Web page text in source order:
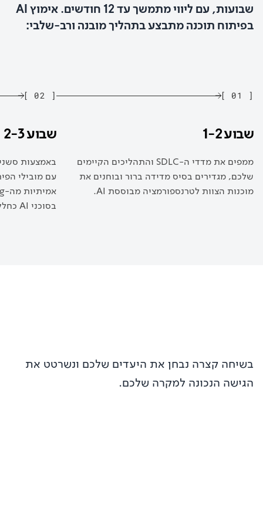
שבועות, עם ליווי מתמשך עד 12 חודשים. אימוץ AI
בפיתוח תוכנה מתבצע בתהליך מובנה ורב-שלבי:
[
01
]
שבוע 1-2
ממפים את מדדי ה-SDLC והתהליכים הקיימים
שלכם, מגדירים בסיס מדידה ברור ובוחנים את
מוכנות הצוות לטרנספורמציה מבוססת AI.
[
02
]
שבוע 2-3
באמצעות
עם מובילי
בסוכני AI כחלק משגרת המסירה היומיומית.
בשיחה קצרה נבחן את היעדים שלכם ונשרטט את
הגישה הנכונה למקרה שלכם.